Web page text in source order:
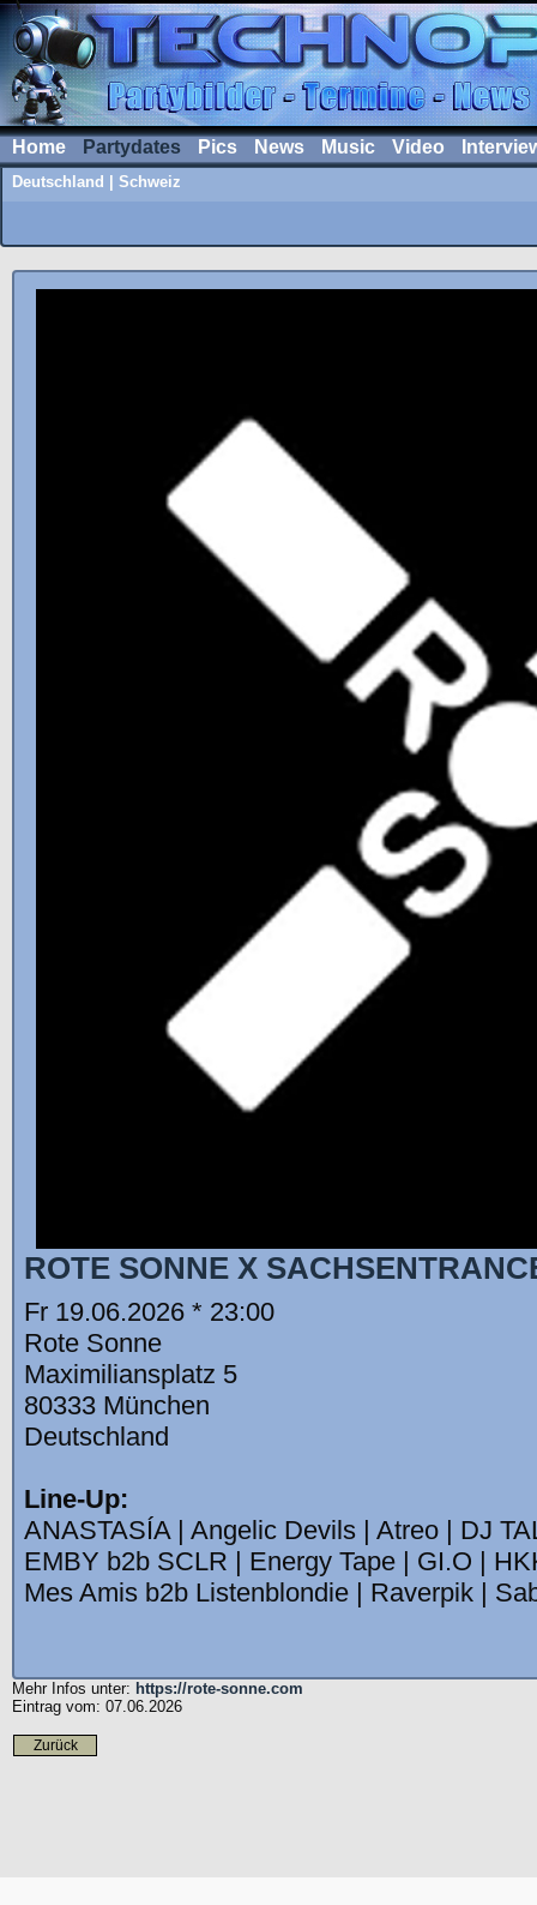
Home Partydates Pics News Music Video
Deutschland Schweiz
ROTE SONNE X
Fr 19.06.2026 * 23:00
Rote Sonne
Maximiliansplatz 5
80333 München
Deutschland
Line-Up:
ANASTASÍA | Angelic Devils | Atreo | DJ
EMBY b2b SCLR | Energy Tape | GI.O |
Mes Amis b2b Listenblondie | Raverpik |
Mehr Infos unter: https://rote-sonne.com
Eintrag vom: 07.06.2026